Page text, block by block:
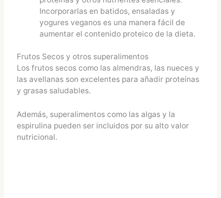
Incorporarlas en batidos, ensaladas y
yogures veganos es una manera fácil de
aumentar el contenido proteico de la dieta.
Frutos Secos y otros superalimentos
Los frutos secos como las almendras, las nueces y
las avellanas son excelentes para añadir proteínas
y grasas saludables.
Además, superalimentos como las algas y la
espirulina pueden ser incluidos por su alto valor
nutricional.